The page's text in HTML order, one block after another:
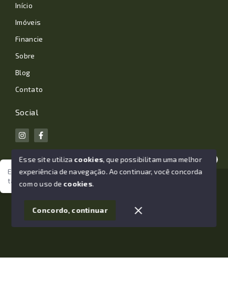
Estamos aqui para te ajudar. Vamos juntos nessa jornada
tão importante da sua vida?
Início
Imóveis
Financie
Sobre
Blog
Contato
Social
© Copyright 2026 - João Losano Corretor de Imóveis -
SITE PARA IMOBILIARIA
Esse site utiliza cookies, que possibilitam uma melhor
experiência de navegação.Ao continuar, você concorda
com o uso de cookies.
Concordo, continuar